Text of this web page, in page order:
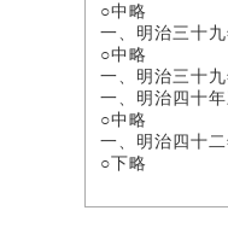
○中略
一、明治三十
○中略
一、明治三十
一、明治四十
○中略
一、明治四十
○下略